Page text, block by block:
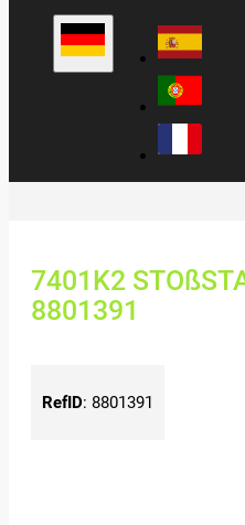
7401K2
8801391
RefID: 8801391